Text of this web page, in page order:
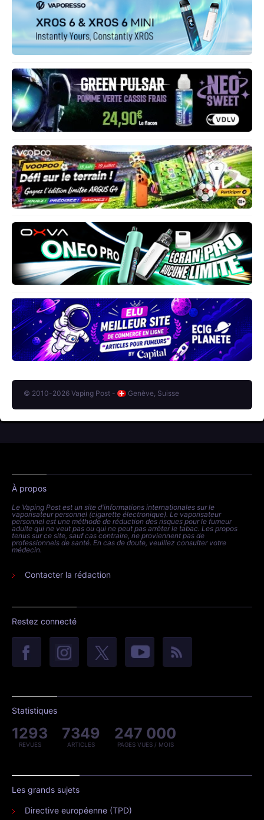
© 2010-2026 Vaping Post - Genève, Suisse
À propos
Le Vaping Post est un site d'informations internationales sur le
vaporisateur personnel (cigarette électronique). Le vaporisateur
personnel est une méthode de réduction des risques pour le fumeur
adulte qui ne veut pas ou qui ne peut pas arrêter le tabac. Les propos
tenus sur ce site, sauf cas contraire, ne proviennent pas de
professionnels de santé. En cas de doute, veuillez consulter votre
médecin.
Contacter la rédaction
Restez connecté
Statistiques
1293
REVUES
7349
ARTICLES
247 000
PAGES VUES / MOIS
Les grands sujets
Directive européenne (TPD)